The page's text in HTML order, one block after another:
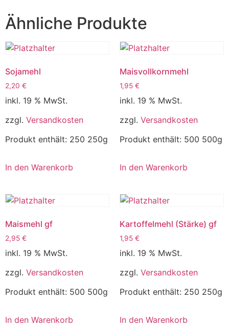
Ähnliche Produkte
Sojamehl
2,20 €
inkl. 19 % MwSt.
zzgl. Versandkosten
Produkt enthält: 250 250g
In den Warenkorb
Maisvollkornmehl
1,95 €
inkl. 19 % MwSt.
zzgl. Versandkosten
Produkt enthält: 500 500g
In den Warenkorb
Maismehl gf
2,95 €
inkl. 19 % MwSt.
zzgl. Versandkosten
Produkt enthält: 500 500g
In den Warenkorb
Kartoffelmehl (Stärke) gf
1,95 €
inkl. 19 % MwSt.
zzgl. Versandkosten
Produkt enthält: 250 250g
In den Warenkorb